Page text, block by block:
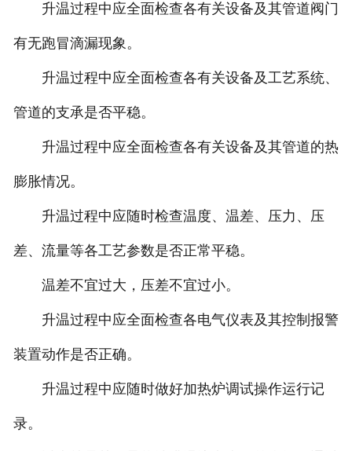
升温过程中应全面检查各有关设备及其管道阀门
有无跑冒滴漏现象。
升温过程中应全面检查各有关设备及工艺系统、
管道的支承是否平稳。
升温过程中应全面检查各有关设备及其管道的热
膨胀情况。
升温过程中应随时检查温度、温差、压力、压
差、流量等各工艺参数是否正常平稳。
温差不宜过大，压差不宜过小。
升温过程中应全面检查各电气仪表及其控制报警
装置动作是否正确。
升温过程中应随时做好加热炉调试操作运行记
录。